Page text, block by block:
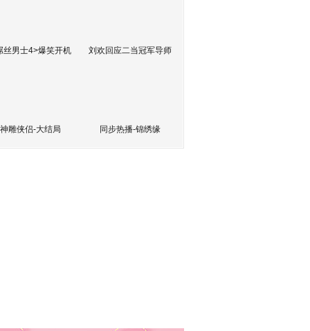
丝男士4>爆笑开机 刘欢回应二当冠军导师
神雕侠侣-大结局 同步热播-锦绣缘